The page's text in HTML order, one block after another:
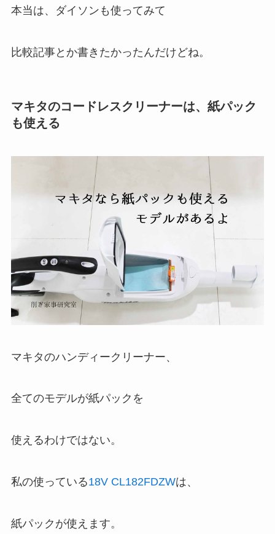
本当は、ダイソンも使ってみて
比較記事とか書きたかったんだけどね。
マキタのコードレスクリーナーは、紙パック
も使える
マキタのハンディークリーナー、
全てのモデルが紙パックを
使えるわけではない。
私の使っている18V CL182FDZWは、
紙パックが使えます。